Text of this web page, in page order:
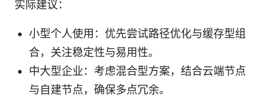
实际建议：
小型个人使用：优先尝试路径优化与缓存型组
合，关注稳定性与易用性。
中大型企业：考虑混合型方案，结合云端节点
与自建节点，确保多点冗余。